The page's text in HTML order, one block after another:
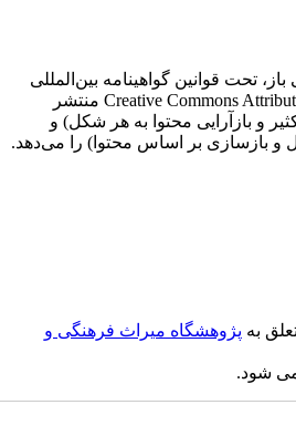
تحت قوانین گواهینامه بین‌المللی
Creative Commons Attribution 4.0 International License منتشر
و بازآرایی محتوا به هر شکل) و
و بازسازی بر اساس محتوا) را می‌دهد.
بهپژوهشگاه میراث فرهنگی و
شود.